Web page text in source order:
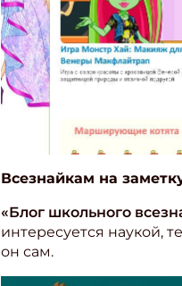
Всезнайкам на
«Блог школьного
интересуется наукой,
он сам.